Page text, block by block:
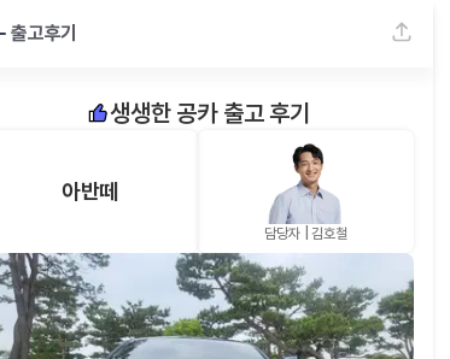
출고후기
생생한 공카 출고 후기
아반떼
담당자 |김호철